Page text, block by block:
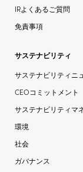
IRよくあるご質問
免責事項
サステナビリティ
サステナビリティニ
CEOコミットメント
サステナビリティマ
環境
社会
ガバナンス